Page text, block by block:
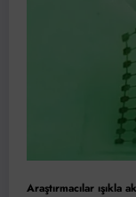
Araştırmacılar